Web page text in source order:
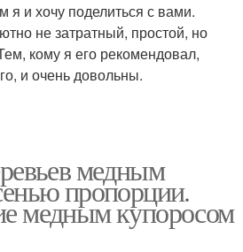
я и хочу поделиться с вами.
не затратный, простой, но
кому я его рекомендовал,
и очень довольны.
медным
пропорции.
медным купоросом